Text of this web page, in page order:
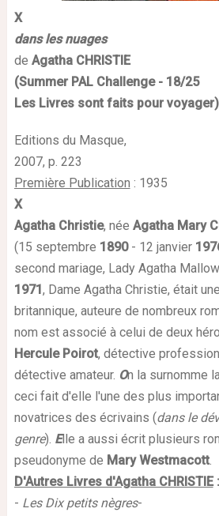
X
dans les nuages
de Agatha CHRISTIE
(Summer PALChallenge - 18/25
Les Livres sont faits pour voyager)
Editions du Masque,
2007, p. 223
Première Publication : 1935
X
Agatha Christie, née Agatha Mary
(15 septembre 1890 - 12 janvier
second mariage, Lady Agatha
1971 , Dame Agatha Christie, était
britannique, auteure de nombreux
nom est associé à celui de deux
Hercule Poirot, détective
détective amateur. On la surnomme
ceci fait d'elle l'une des plus
novatrices des écrivains (dans le
genre). Elle a aussi écrit plusieurs
pseudonyme de Mary Westmacott.
D'Autres Livres d'Agatha CHRISTIE:
- Les Dix petits nègres-